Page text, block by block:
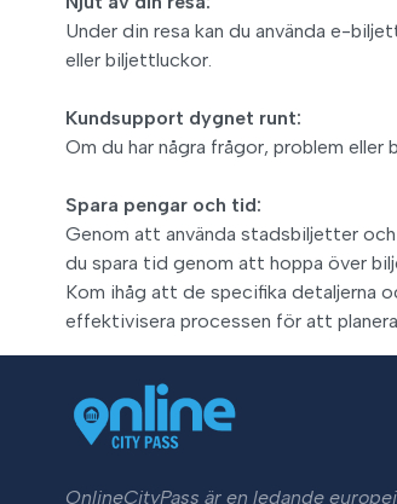
Under din resa kan du använda e-
eller biljettluckor.
Kundsupport dygnet runt:
Om du har några frågor, problem
Spara pengar och tid:
Genom att använda stadsbiljetter
du spara tid genom att hoppa över
Kom ihåg att de specifika detaljerna
effektivisera processen för att
OnlineCityPass är en ledande